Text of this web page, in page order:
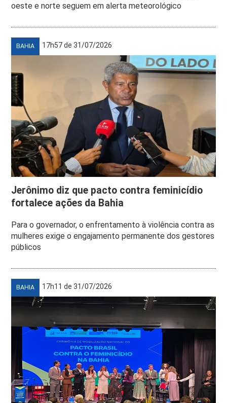
oeste e norte seguem em alerta meteorológico
BAHIA 17h57 de 31/07/2026
Jerônimo diz que pacto contra feminicídio
fortalece ações da Bahia
Para o governador, o enfrentamento à violência contra as
mulheres exige o engajamento permanente dos gestores
públicos
BAHIA 17h11 de 31/07/2026